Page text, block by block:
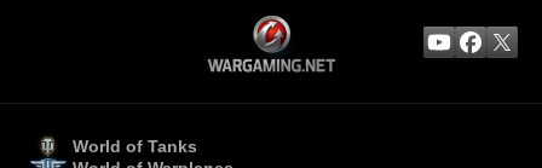
World of Tanks